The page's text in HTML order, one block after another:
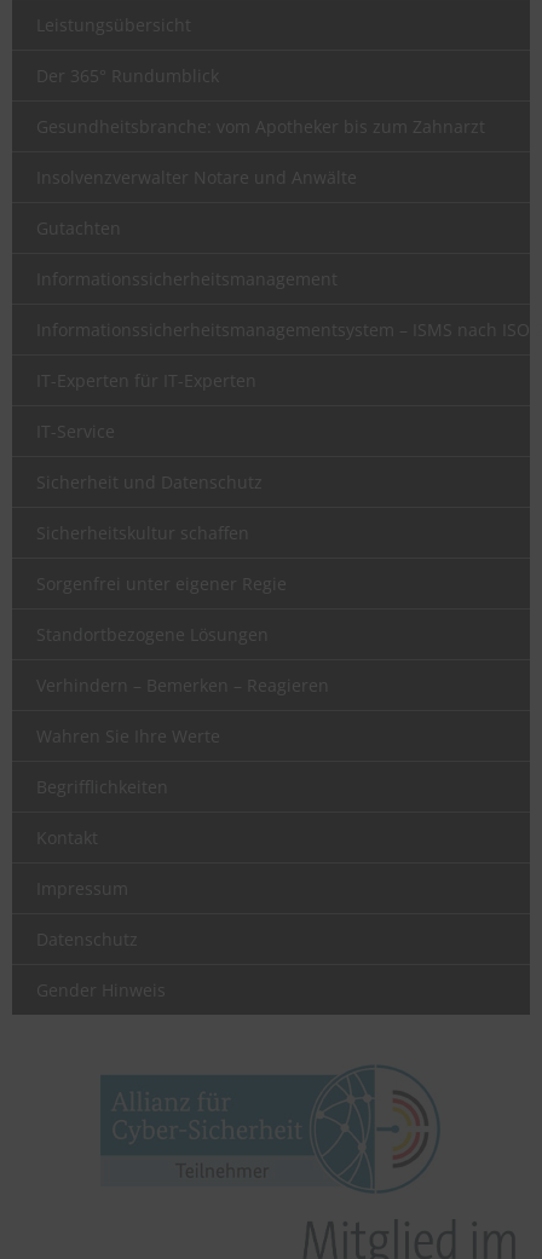
Leistungsübersicht
Der 365° Rundumblick
Gesundheitsbranche: vom Apotheker bis zum Zahnarzt
Insolvenzverwalter Notare und Anwälte
Gutachten
Informationssicherheitsmanagement
Informationssicherheitsmanagementsystem – ISMS nach ISO
IT-Experten für IT-Experten
IT-Service
Sicherheit und Datenschutz
Sicherheitskultur schaffen
Sorgenfrei unter eigener Regie
Standortbezogene Lösungen
Verhindern – Bemerken – Reagieren
Wahren Sie Ihre Werte
Begrifflichkeiten
Kontakt
Impressum
Datenschutz
Gender Hinweis